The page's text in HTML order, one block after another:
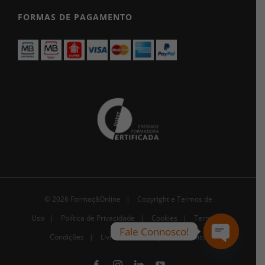
FORMAS DE PAGAMENTO
© 2026 FormaçãOnline |
Copyright e Termos de
Uso | Política de Privacidade | Cookies |
Termos e
Condições |
Livro de Reclamações Eletrónico
Fale Connosco!